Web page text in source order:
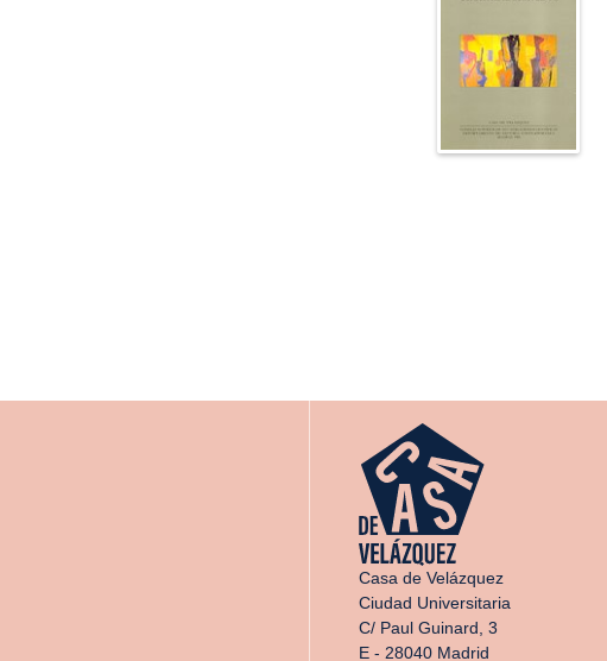
Casa de Velázquez
Ciudad Universitaria
C/ Paul Guinard, 3
E - 28040 Madrid